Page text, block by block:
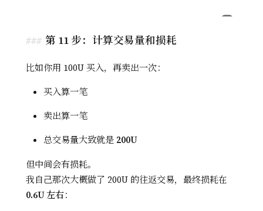
第 11 步：计算交易量和损耗
比如你用 100U 买入，再卖出一次：
买入算一笔
卖出算一笔
总交易量大致就是 200U
但中间会有损耗。
我自己那次大概做了 200U 的往返交易，最终损耗在
0.6U 左右：